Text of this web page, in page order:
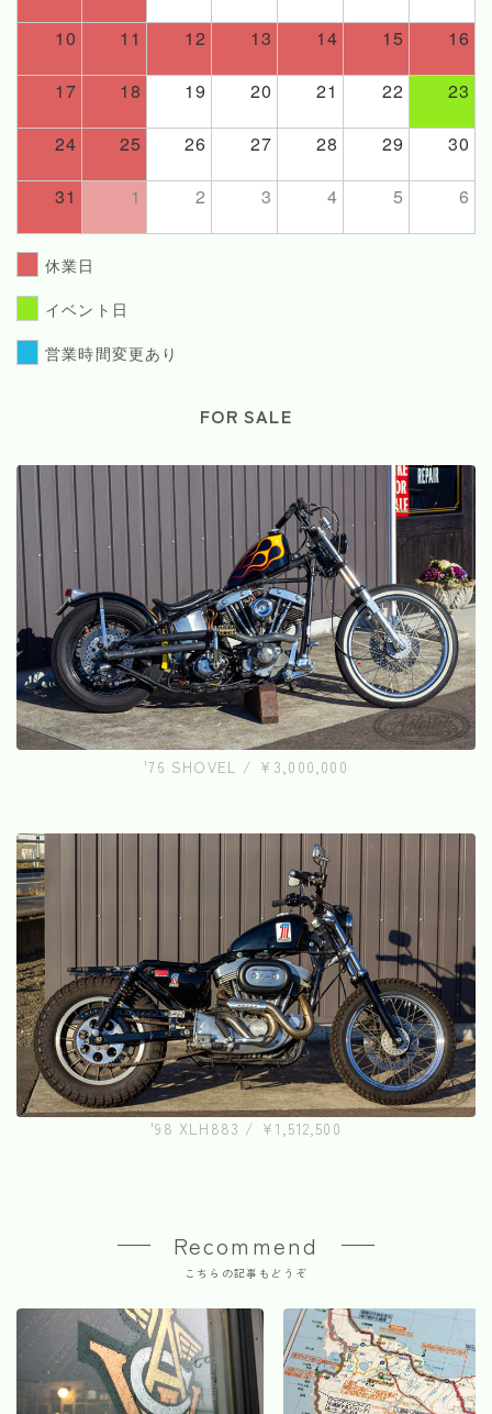
10 11 12 13 14 15 16
17 18 19 20 21 22 23
24 25 26 27 28 29 30
31 1 2 3 4 5 6
休業日
イベント日
営業時間変更あり
FOR SALE
'76 SHOVEL / ¥3,000,000
'98 XLH883 / ¥1,512,500
Recommend
こちらの記事もどうぞ